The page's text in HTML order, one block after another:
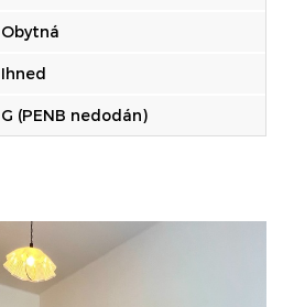
Obytná
Ihned
G (PENB nedodán)